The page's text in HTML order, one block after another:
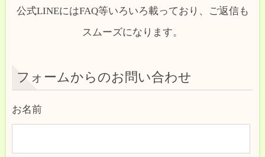
公式LINEにはFAQ等いろいろ載っており、ご返信も
スムーズになります。
フォームからのお問い合わせ
お名前